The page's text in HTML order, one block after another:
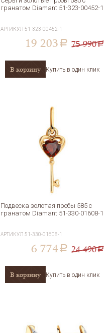
гранатом Diamant 51-323-00452-1
АРТИКУЛ51-323-00452-1
19 203 a 75 990a
В корзину Купить в один клик
Подвеска золотая пробы 585 с
гранатом Diamant 51-330-01608-1
АРТИКУЛ51-330-01608-1
6 774 a 24 490a
В корзину Купить в один клик